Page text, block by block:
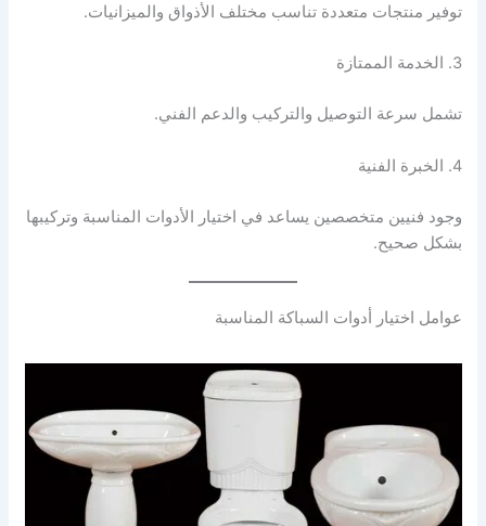
توفير منتجات متعددة تناسب مختلف الأذواق والميزانيات.
3. الخدمة الممتازة
تشمل سرعة التوصيل والتركيب والدعم الفني.
4. الخبرة الفنية
وجود فنيين متخصصين يساعد في اختيار الأدوات المناسبة وتركيبها
بشكل صحيح.
عوامل اختيار أدوات السباكة المناسبة